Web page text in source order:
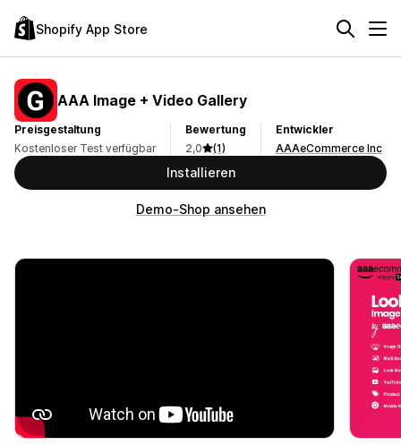
Shopify App Store
AAA Image + Video Gallery
Preisgestaltung
Kostenloser Test verfügbar
Bewertung
2,0
(1)
Entwickler
AAAeCommerce Inc
Installieren
Demo-Shop ansehen